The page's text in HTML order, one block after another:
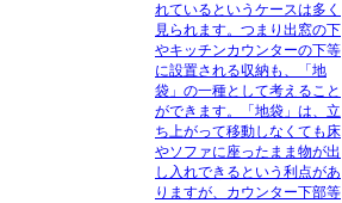
れているというケースは多く
見られます。つまり出窓の下
やキッチンカウンターの下等
に設置される収納も、「地
袋」の一種として考えること
ができます。「地袋」は、立
ち上がって移動しなくても床
やソファに座ったまま物が出
し入れできるという利点があ
りますが、カウンター下部等